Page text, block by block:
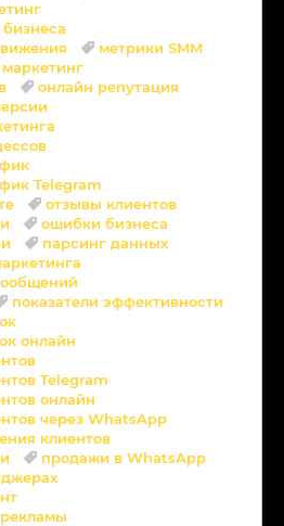
метрики SMM
онлайн репутация
Telegram
отзывы клиентов
ошибки бизнеса
парсинг данных
показатели эффективности
онлайн
Telegram
онлайн
через WhatsApp
клиентов
продажи в WhatsApp